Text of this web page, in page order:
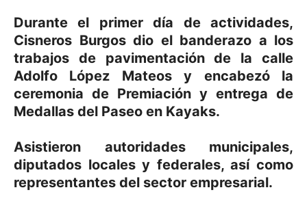
Durante el primer día de actividades,
Cisneros Burgos dio el banderazo a los
trabajos de pavimentación de la calle
Adolfo López Mateos y encabezó la
ceremonia de Premiación y entrega de
Medallas del Paseo en Kayaks.
Asistieron autoridades municipales,
diputados locales y federales, así como
representantes del sector empresarial.